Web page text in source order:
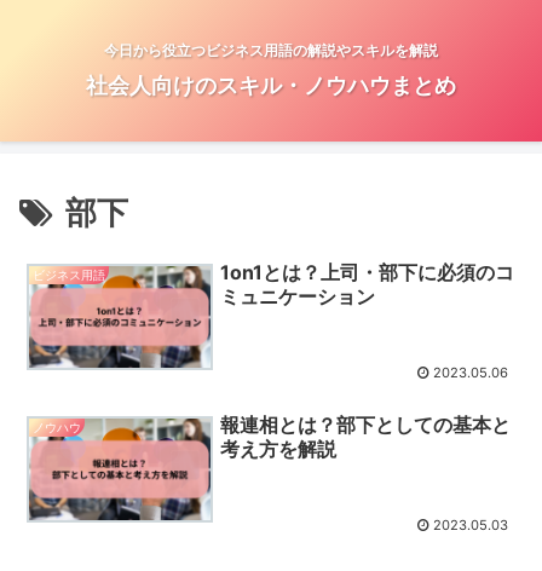
今日から役立つビジネス用語の解説やスキルを解説
社会人向けのスキル・ノウハウまとめ
部下
ビジネス用語
1on1とは？上司・部下に必須のコ
ミュニケーション
2023.05.06
ノウハウ
報連相とは？部下としての基本と
考え方を解説
2023.05.03